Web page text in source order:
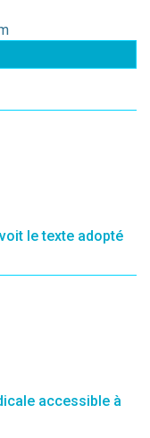
le texte adopté
accessible à